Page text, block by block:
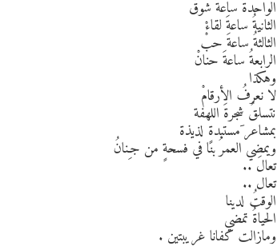
الواحدةُ ساعةَ شوقْ
الثانيةُ ساعةَ لقاءْ
الثالثةُ ساعةَ حبْ
الرابعةُ ساعةَ حنانْ
وهكذا
لا نعرفُ الأرقامْ
نتسلقُ شجرةَ اللهفة
بمشاعر َمستبدةٍ لذيذة
ويمضي العمرُ بنا في فسحةٍ من جـِنانُ
تعالَ ..
تعال ..
الوقتُ لدينا
الحياةُ تمضي
ومازالت كفانا غريبتين .